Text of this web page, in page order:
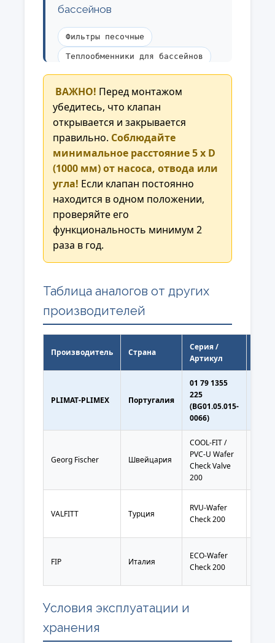
бассейнов
Фильтры песочные
Теплообменники для бассейнов
Станции химической обработки
Противотоки и гидромассажное
оборудование
🧪 Химическое и лабораторное
оборудование
Гальванические ванны
Ёмкости для химикатов
Лабораторные трубопроводы
НПВХ
🔗 Фитинги для монтажа
Фланцы плоские НПВХ d200/225
Фланцы стальные приварные/
свободные DN200
Болты и гайки фланцевые
Инструмент: гаечные ключи,
динамометрический ключ
Для монтажа клапана между фланцами
используйте подходящие болты и гайки
(рекомендуется 8xM20x170). Затягивайте
болты равномерно крест-накрест с
герметичности уплотнения EPDM.
️ ВАЖНО! Перед монтажом
убедитесь, что клапан
открывается и закрывается
правильно. Соблюдайте
минимальное расстояние 5 x D
(1000 мм) от насоса, отвода или
угла! Если клапан постоянно
находится в одном положении,
проверяйте его
функциональность минимум 2
раза в год.
Таблица аналогов от других
производителей
Производитель Страна
Серия /
Артикул
PLIMAT-PLIMEX Португалия
01 79 1355
225
(BG01.05.015-
0066)
Georg Fischer Швейцария
COOL-FIT /
PVC-U Wafer
Check Valve
200
VALFITT Турция
RVU-Wafer
Check 200
FIP Италия
ECO-Wafer
Check 200
Условия эксплуатации и
хранения